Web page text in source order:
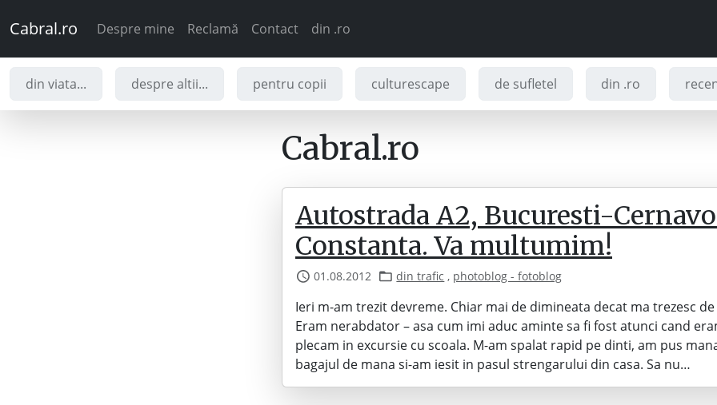
Cabral.ro Despre mine Reclamă Contact din .ro
din viata... despre altii... pentru copii culturescape de sufletel din .ro
Cabral.ro
Autostrada A2, Bucuresti-
Constanta. Va multumim!
01.08.2012 din trafic , photoblog - fotoblog
Ieri m-am trezit devreme. Chiar mai de dimineata decat ma trezesc
Eram nerabdator – asa cum imi aduc aminte sa fi fost atunci cand
plecam in excursie cu scoala. M-am spalat rapid pe dinti, am pus
bagajul de mana si-am iesit in pasul strengarului din casa. Sa nu…